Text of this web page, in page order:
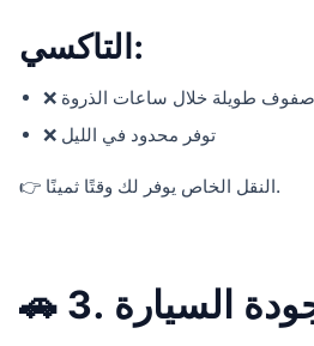
التاكسي:
❌ صفوف طويلة خلال ساعات الذروة
❌ توفر محدود في الليل
👉 النقل الخاص يوفر لك وقتًا ثمينًا.
وجودة السيارة